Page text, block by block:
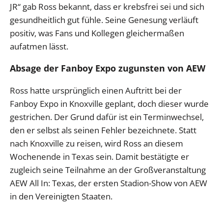
JR“ gab Ross bekannt, dass er krebsfrei sei und sich
gesundheitlich gut fühle. Seine Genesung verläuft
positiv, was Fans und Kollegen gleichermaßen
aufatmen lässt.
Absage der Fanboy Expo zugunsten von AEW
Ross hatte ursprünglich einen Auftritt bei der
Fanboy Expo in Knoxville geplant, doch dieser wurde
gestrichen. Der Grund dafür ist ein Terminwechsel,
den er selbst als seinen Fehler bezeichnete. Statt
nach Knoxville zu reisen, wird Ross an diesem
Wochenende in Texas sein. Damit bestätigte er
zugleich seine Teilnahme an der Großveranstaltung
AEW All In: Texas, der ersten Stadion-Show von AEW
in den Vereinigten Staaten.